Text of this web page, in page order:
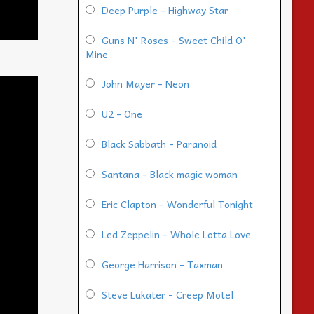
Deep Purple - Highway Star
Guns N' Roses - Sweet Child O'
Mine
John Mayer - Neon
U2 - One
Black Sabbath - Paranoid
Santana - Black magic woman
Eric Clapton - Wonderful Tonight
Led Zeppelin - Whole Lotta Love
George Harrison - Taxman
Steve Lukater - Creep Motel